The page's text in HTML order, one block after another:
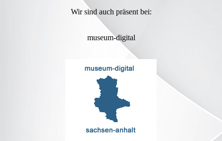
Wir sind auch präsent bei:
museum-digital